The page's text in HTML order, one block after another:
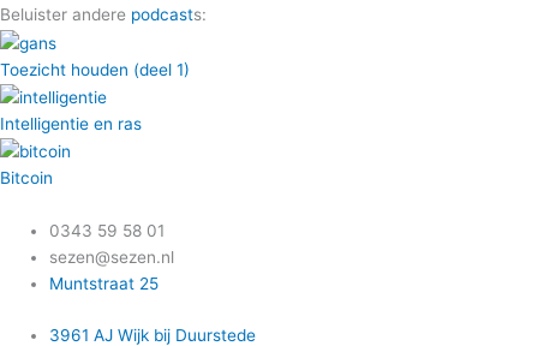
Beluister andere podcasts:
Toezicht houden (deel 1)
Intelligentie en ras
Bitcoin
0343 59 58 01
sezen@sezen.nl
Muntstraat 25
3961 AJ Wijk bij Duurstede